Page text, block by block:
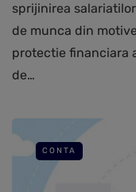
sprijinirea
de munca din
protectie financiara
de…
CONTA